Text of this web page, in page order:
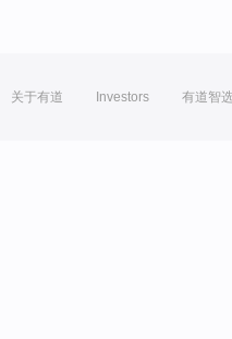
关于有道 Investors 有道智